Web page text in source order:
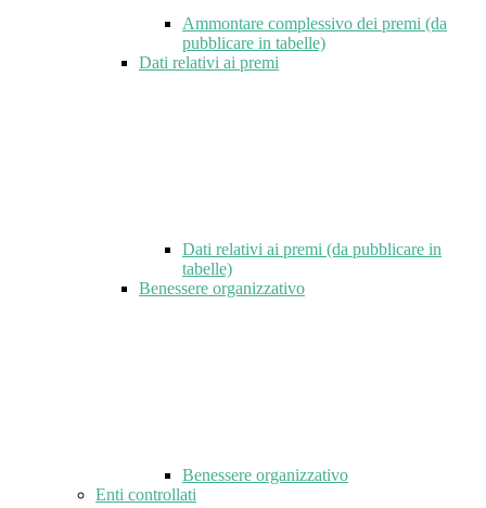
Ammontare complessivo dei premi (da
pubblicare in tabelle)
Dati relativi ai premi
Dati relativi ai premi (da pubblicare in
tabelle)
Benessere organizzativo
Benessere organizzativo
Enti controllati